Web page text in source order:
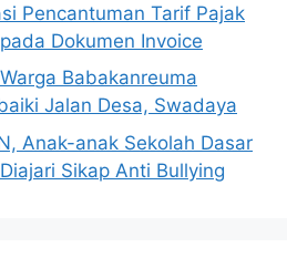
Pencantuman Tarif Pajak
Dokumen Invoice
Babakanreuma
Jalan Desa, Swadaya
Anak-anak Sekolah Dasar
Sikap Anti Bullying